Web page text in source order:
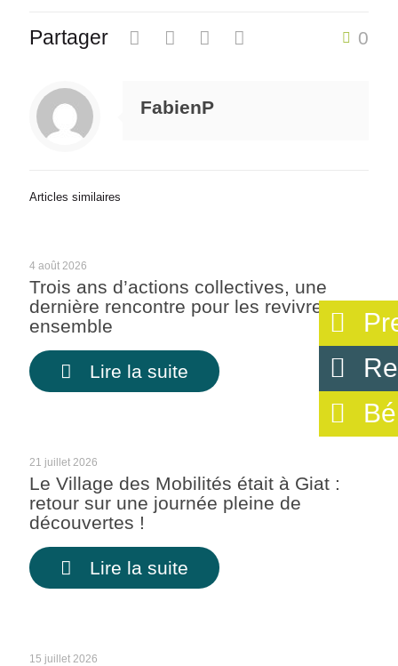
Partager 0
FabienP
Articles similaires
4 août 2026
Trois ans d’actions collectives, une
dernière rencontre pour les revivre
ensemble
Lire la suite
21 juillet 2026
Le Village des Mobilités était à Giat :
retour sur une journée pleine de
découvertes !
Lire la suite
15 juillet 2026